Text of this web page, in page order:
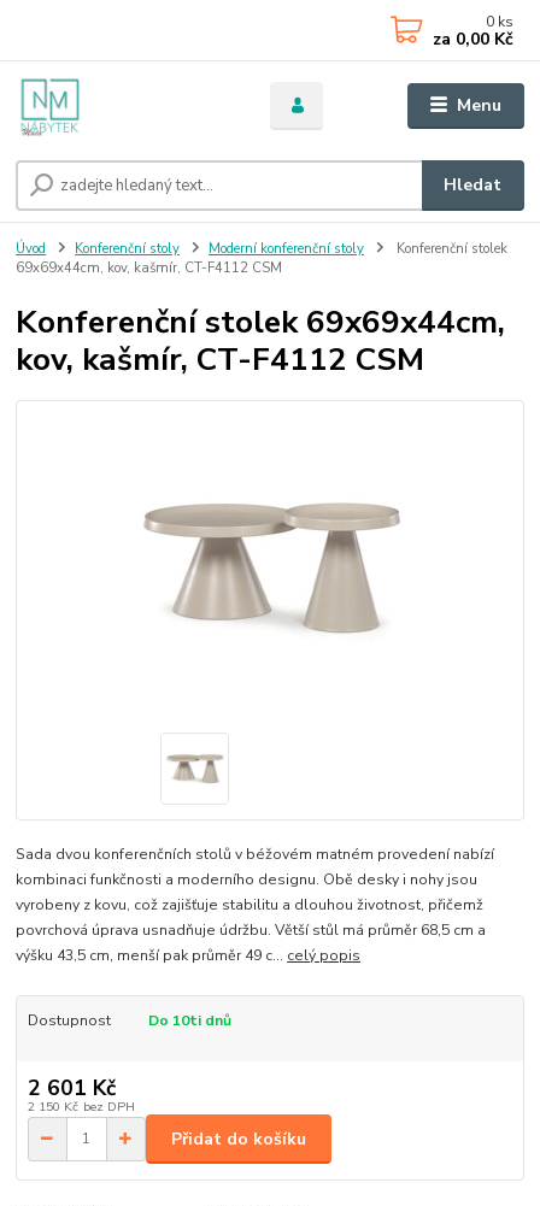
Menu
Hledat
0 ks
za 0,00 Kč
Úvod Konferenční stoly Moderní konferenční stoly
Konferenční stolek
69x69x44cm, kov, kašmír, CT-F4112 CSM
Konferenční stolek 69x69x44cm,
kov, kašmír, CT-F4112 CSM
Sada dvou konferenčních stolů v béžovém matném provedení nabízí
kombinaci funkčnosti a moderního designu. Obě desky i nohy jsou
vyrobeny z kovu, což zajišťuje stabilitu a dlouhou životnost, přičemž
povrchová úprava usnadňuje údržbu. Větší stůl má průměr 68,5 cm a
výšku 43,5 cm, menší pak průměr 49 c... celý popis
Dostupnost Do 10ti dnů
2 601 Kč
2 150 Kč bez DPH
Přidat do košíku